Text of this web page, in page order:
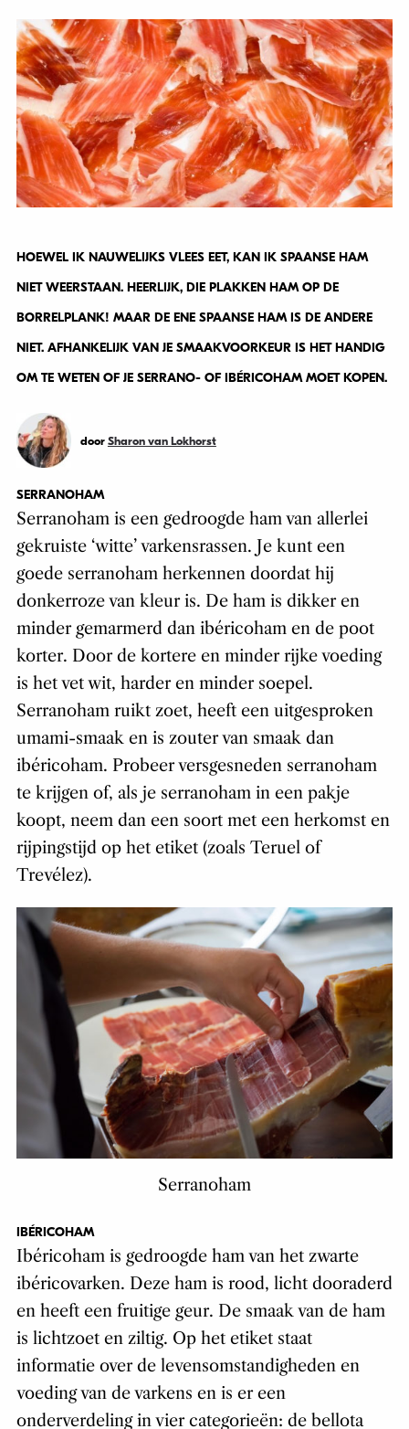
HOEWEL IK NAUWELIJKS VLEES EET, KAN IK SPAANSE HAM
NIET WEERSTAAN. HEERLIJK, DIE PLAKKEN HAM OP DE
BORRELPLANK! MAAR DE ENE SPAANSE HAM IS DE ANDERE
NIET. AFHANKELIJK VAN JE SMAAKVOORKEUR IS HET HANDIG
OM TE WETEN OF JE SERRANO- OF IBÉRICOHAM MOET KOPEN.
door Sharon van Lokhorst
SERRANOHAM
Serranoham is een gedroogde ham van allerlei
gekruiste ‘witte’ varkensrassen. Je kunt een
goede serranoham herkennen doordat hij
donkerroze van kleur is. De ham is dikker en
minder gemarmerd dan ibéricoham en de poot
korter. Door de kortere en minder rijke voeding
is het vet wit, harder en minder soepel.
Serranoham ruikt zoet, heeft een uitgesproken
umami-smaak en is zouter van smaak dan
ibéricoham. Probeer versgesneden serranoham
te krijgen of, als je serranoham in een pakje
koopt, neem dan een soort met een herkomst en
rijpingstijd op het etiket (zoals Teruel of
Trevélez).
Serranoham
IBÉRICOHAM
Ibéricoham is gedroogde ham van het zwarte
ibéricovarken. Deze ham is rood, licht dooraderd
en heeft een fruitige geur. De smaak van de ham
is lichtzoet en ziltig. Op het etiket staat
informatie over de levensomstandigheden en
voeding van de varkens en is er een
onderverdeling in vier categorieën: de bellota